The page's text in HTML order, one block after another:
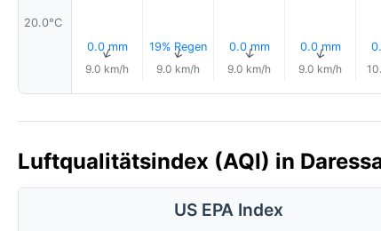
20.0°C
0.0 mm
↑
9.0 km/h
19% Regen
↑
9.0 km/h
0.0 mm
↑
9.0 km/h
0.0 mm
↑
9.0 km/h
Luftqualitätsindex (AQI) in
US EPA Index